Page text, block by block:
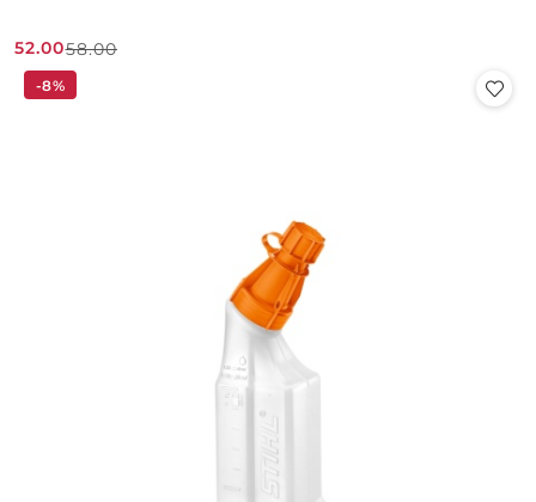
Cena
promocyjna:
52.00
Cena
przed
58.00
-8%